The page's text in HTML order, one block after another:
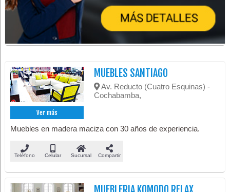
Ver más
MUEBLES SANTIAGO
Av. Reducto (Cuatro Esquinas) -
Cochabamba,
Muebles en madera maciza con 30 años de experiencia.
Teléfono Celular Sucursal Compartir